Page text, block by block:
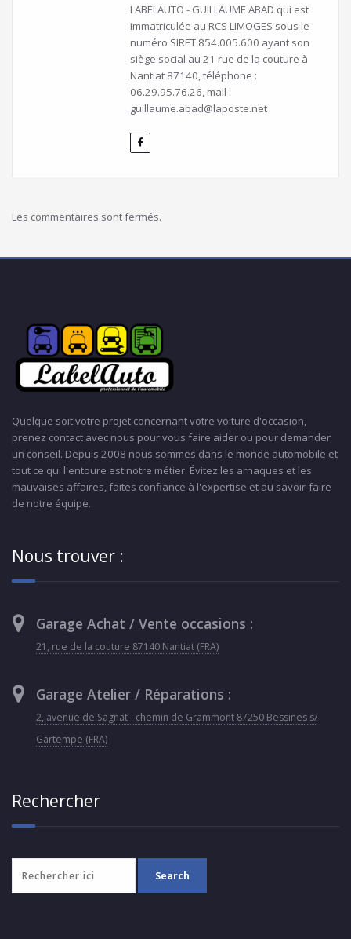
LABELAUTO - GUILLAUME ABAD qui est
immatriculée au RCS LIMOGES sous le
numéro SIRET 854.005.600 ayant son
siège social au 21 rue de la couture à
Nantiat 87140, téléphone :
06.29.95.76.26, mail :
guillaume.abad@laposte.net
Les commentaires sont fermés.
Quelque soit votre projet concernant votre voiture d'occasion,
prenez contact avec nous pour vous faire aider ou pour demander
un conseil. Depuis 2008 nous sommes dans le monde automobile et
tout ce qui l'entoure est notre métier. Évitez les arnaques et les
mauvaises affaires, faites confiance à l'expertise et au savoir-faire
de notre équipe.
Nous trouver :
Garage Achat / Vente occasions :
21, rue de la couture 87140 Nantiat (FRA)
Garage Atelier / Réparations :
2, avenue de Sagnat - chemin de Grammont 87250 Bessines s/
Gartempe (FRA)
Rechercher